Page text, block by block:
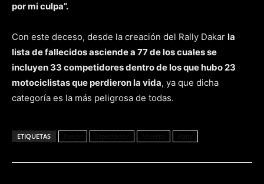
por mi culpa”.
Con este deceso, desde la creación del Rally Dakar la
lista de fallecidos asciende a 77 de los cuales se
incluyen 33 competidores dentro de los que hubo 23
motociclistas que perdieron la vida, ya que dicha
categoría es la más peligrosa de todas.
ETIQUETAS